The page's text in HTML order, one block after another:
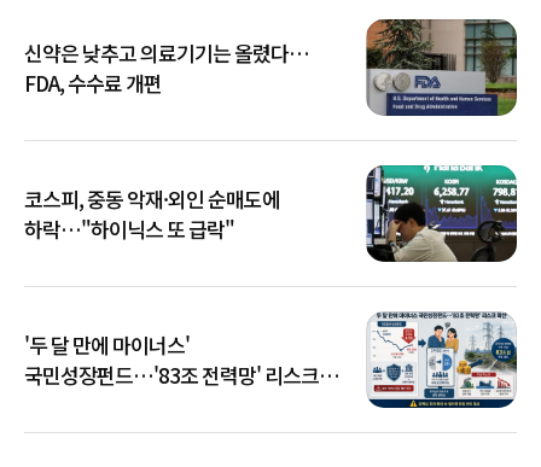
신약은 낮추고 의료기기는 올렸다…
FDA, 수수료 개편
코스피, 중동 악재·외인 순매도에
하락…"하이닉스 또 급락"
'두 달 만에 마이너스'
국민성장펀드…'83조 전력망' 리스크